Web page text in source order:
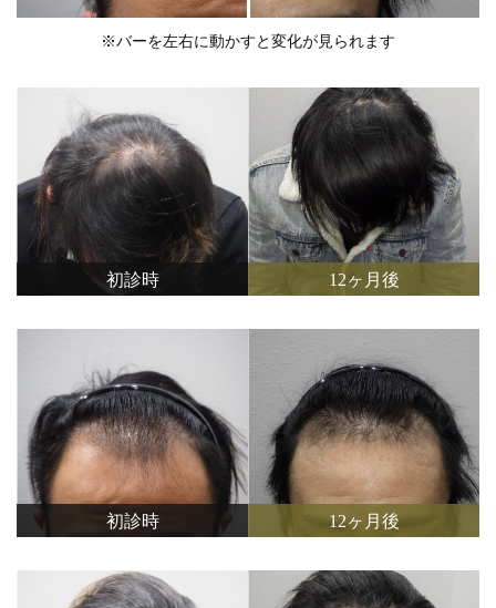
※バーを左右に動かすと変化が見られます
初診時 12ヶ月後
初診時 12ヶ月後